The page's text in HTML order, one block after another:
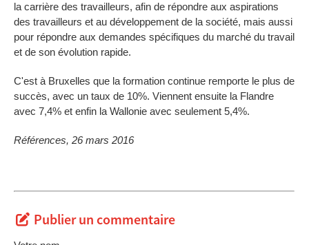
la carrière des travailleurs, afin de répondre aux aspirations
des travailleurs et au développement de la société, mais aussi
pour répondre aux demandes spécifiques du marché du travail
et de son évolution rapide.
C'est à Bruxelles que la formation continue remporte le plus de
succès, avec un taux de 10%. Viennent ensuite la Flandre
avec 7,4% et enfin la Wallonie avec seulement 5,4%.
Références, 26 mars 2016
Publier un commentaire